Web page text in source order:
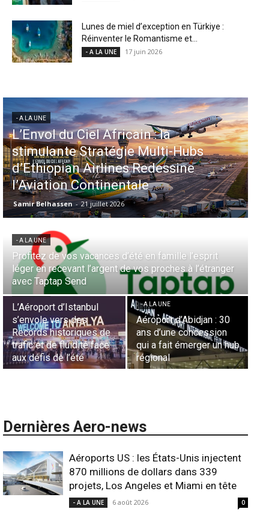
Lunes de miel d’exception en Türkiye :
Réinventer le Romantisme et...
- A LA UNE 17 juin 2026
- A LA UNE
Aéroports US : les États-Unis
injectent 870 millions de dollars
dans 339 projets, Los Angeles et
Miami en tête
Samir Belhassen - 6 août 2026
- A LA UNE
Aérien & Stratégie : Comment Royal Air Maroc fait de
la diaspora européenne le moteur de son hub de
Casablanca
- A LA UNE
Sécurité des frontières
aériennes en Afrique :
L’appel urgent à
l’harmonisation globale
- A LA UNE
Nominations : Sadri
Essid à la tête de la
Représentation d’Air
France en Tunisie et
Lionel Rault aux
commandes de la région
ANSCO
Dernières Aero-news
Aéroports US : les États-Unis injectent
870 millions de dollars dans 339
projets, Los Angeles et Miami en tête
- A LA UNE 6 août 2026 0